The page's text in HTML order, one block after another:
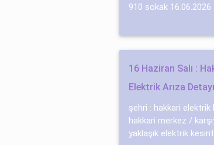
910 sokak 16.06.2026
16 Haziran Salı :
Elektrik Arıza Detayı
şehri : hakkari
hakkari̇ merkez /
yaklaşık elektrik